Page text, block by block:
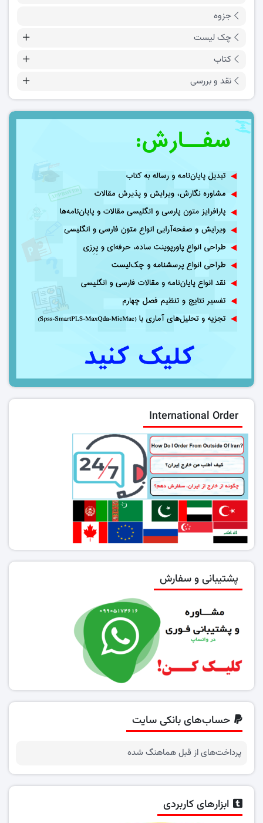
جزوه
چک لیست
کتاب
نقد و بررسی
International Order
پشتیبانی و سفارش
حساب‌های بانکی سایت
پرداخت‌های از قبل هماهنگ شده
ابزارهای کاربردی